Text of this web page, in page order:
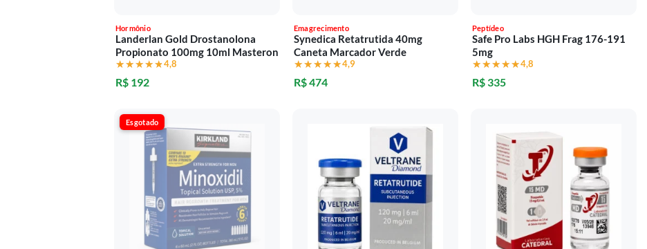
Hormônio
Landerlan Gold Drostanolona
Propionato 100mg 10ml Masteron
★★★★★
★★★★★4,8
R$ 192
Emagrecimento
Synedica Retatrutida 40mg
Caneta Marcador Verde
★★★★★
★★★★★4,9
R$ 474
Peptídeo
Safe Pro Labs HGH Frag 176-191
5mg
★★★★★
★★★★★4,8
R$ 335
Esgotado